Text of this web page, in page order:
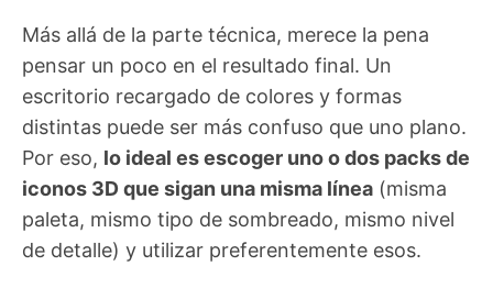
Más allá de la parte técnica, merece la pena
pensar un poco en el resultado final. Un
escritorio recargado de colores y formas
distintas puede ser más confuso que uno plano.
Por eso, lo ideal es escoger uno o dos packs de
iconos 3D que sigan una misma línea (misma
paleta, mismo tipo de sombreado, mismo nivel
de detalle) y utilizar preferentemente esos.